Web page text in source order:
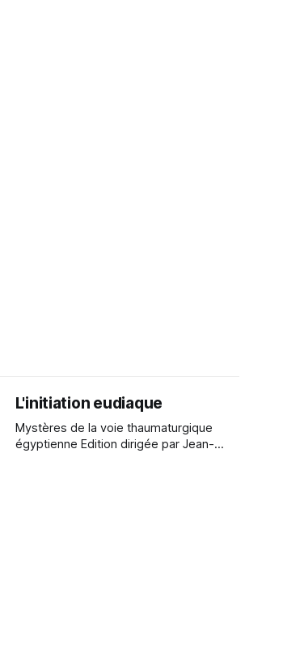
L'initiation eudiaque
Mystères de la voie thaumaturgique
égyptienne Edition dirigée par Jean-